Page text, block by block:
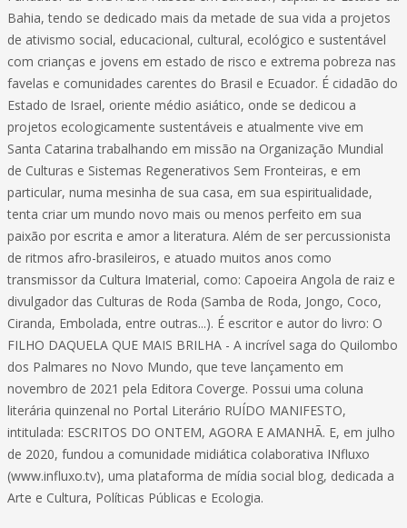
Bahia, tendo se dedicado mais da metade de sua vida a projetos
de ativismo social, educacional, cultural, ecológico e sustentável
com crianças e jovens em estado de risco e extrema pobreza nas
favelas e comunidades carentes do Brasil e Ecuador. É cidadão do
Estado de Israel, oriente médio asiático, onde se dedicou a
projetos ecologicamente sustentáveis e atualmente vive em
Santa Catarina trabalhando em missão na Organização Mundial
de Culturas e Sistemas Regenerativos Sem Fronteiras, e em
particular, numa mesinha de sua casa, em sua espiritualidade,
tenta criar um mundo novo mais ou menos perfeito em sua
paixão por escrita e amor a literatura. Além de ser percussionista
de ritmos afro-brasileiros, e atuado muitos anos como
transmissor da Cultura Imaterial, como: Capoeira Angola de raiz e
divulgador das Culturas de Roda (Samba de Roda, Jongo, Coco,
Ciranda, Embolada, entre outras...). É escritor e autor do livro: O
FILHO DAQUELA QUE MAIS BRILHA - A incrível saga do Quilombo
dos Palmares no Novo Mundo, que teve lançamento em
novembro de 2021 pela Editora Coverge. Possui uma coluna
literária quinzenal no Portal Literário RUÍDO MANIFESTO,
intitulada: ESCRITOS DO ONTEM, AGORA E AMANHÃ. E, em julho
de 2020, fundou a comunidade midiática colaborativa INfluxo
(www.influxo.tv), uma plataforma de mídia social blog, dedicada a
Arte e Cultura, Políticas Públicas e Ecologia.